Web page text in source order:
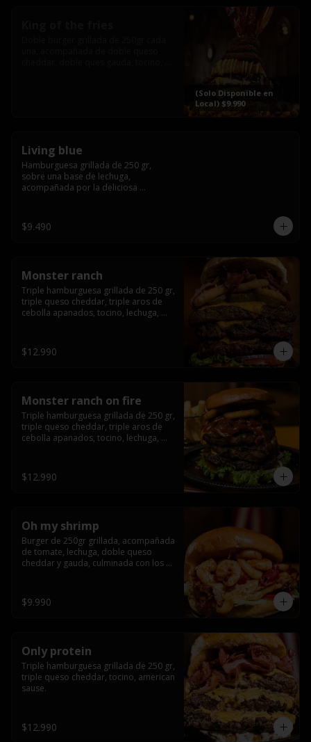
(Solo Disponible en
Local) $9.990
Living blue
Hamburguesa grillada de 250 gr,
sobre una base de lechuga,
acompañada por la deliciosa
wisky jack daniels y salsa de miel.-
$9.490
Monster ranch
Triple hamburguesa grillada de 250 gr,
triple queso cheddar, triple aros de
cebolla apanados, tocino, lechuga,
$12.990
Monster ranch on fire
Triple hamburguesa grillada de 250 gr,
triple queso cheddar, triple aros de
cebolla apanados, tocino, lechuga,
jalapeños de texas.
$12.990
Oh my shrimp
Burger de 250gr grillada, acompañada
de tomate, lechuga, doble queso
cheddar y gauda, culminada con los
$9.990
Only protein
Triple hamburguesa grillada de 250 gr,
triple queso cheddar, tocino, american
sause.
$12.990